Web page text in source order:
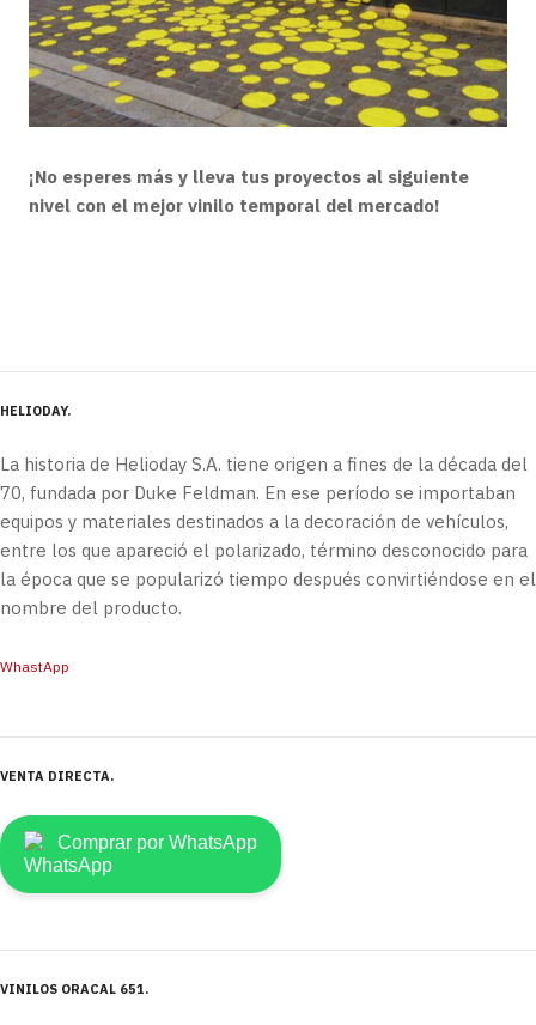
¡No esperes más y lleva tus proyectos al siguiente
nivel con el mejor vinilo temporal del mercado!
HELIODAY
La historia de Helioday S.A. tiene origen a fines de la década del
70, fundada por Duke Feldman. En ese período se importaban
equipos y materiales destinados a la decoración de vehículos,
entre los que apareció el polarizado, término desconocido para
la época que se popularizó tiempo después convirtiéndose en el
nombre del producto.
WhastApp
VENTA DIRECTA
Comprar por WhatsApp
VINILOS ORACAL 651